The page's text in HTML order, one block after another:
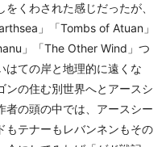
くわされた感じだったが、
」「Tombs of Atuan」
」「The Other Wind」つ
はての岸と地理的に遠くな
ンの住む別世界へとアースシ
者の頭の中では、アースシー
もテナーもレバンネンもその